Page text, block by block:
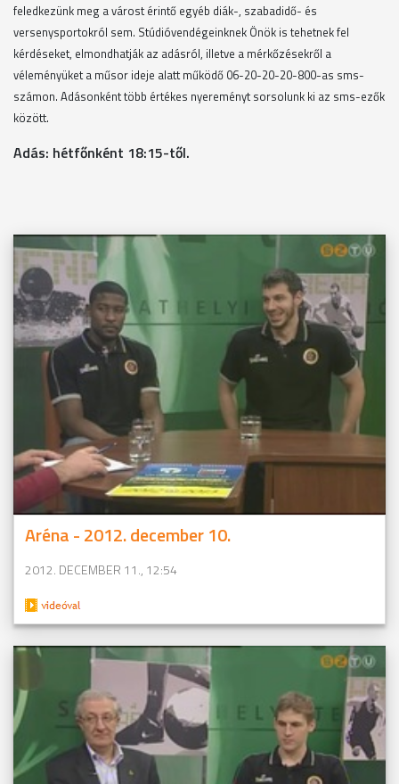
feledkezünk meg a várost érintő egyéb diák-, szabadidő- és
versenysportokról sem. Stúdióvendégeinknek Önök is tehetnek fel
kérdéseket, elmondhatják az adásról, illetve a mérkőzésekről a
véleményüket a műsor ideje alatt működő 06-20-20-20-800-as sms-
számon. Adásonként több értékes nyereményt sorsolunk ki az sms-ezők
között.
Adás: hétfőnként 18:15-től.
Aréna - 2012. december 10.
2012. DECEMBER 11., 12:54